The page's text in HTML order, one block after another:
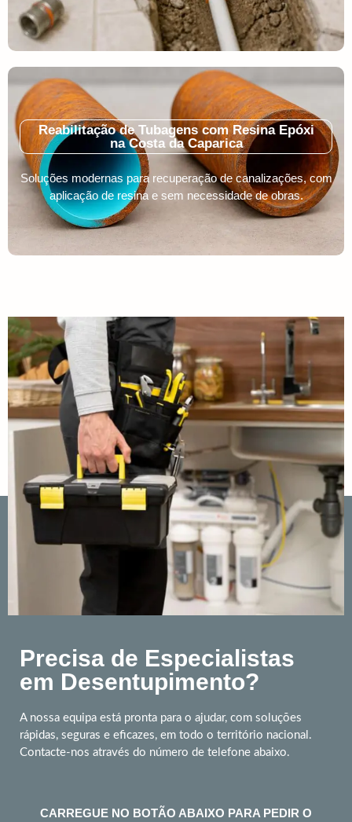
Reabilitação de Tubagens com Resina Epóxi
na Costa da Caparica
Soluções modernas para recuperação de canalizações, com
aplicação de resina e sem necessidade de obras.
Precisa de Especialistas
em Desentupimento?
A nossa equipa está pronta para o ajudar, com soluções
rápidas, seguras e eficazes, em todo o território nacional.
Contacte-nos através do número de telefone abaixo.
CARREGUE NO BOTÃO ABAIXO PARA PEDIR O